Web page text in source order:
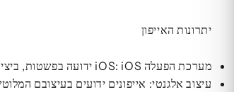
יתרונות האייפון
מערכת הפעלה iOS: iOS ידועה בפשטות, ביציבות ובאבטחה שלה. היא מציעה חווית משתמש חלקה ואינטואיטיבית, עם גישה נוחה לאפליקציות ושירותים.
עיצוב אלגנטי: אייפונים ידועים בעיצובם